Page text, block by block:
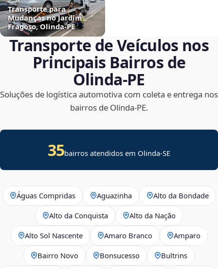
Transporte para
Mudanças no Jardim
Fragoso, Olinda‑PE
Transporte de Veículos nos
Principais Bairros de
Olinda‑PE
Soluções de logística automotiva com coleta e entrega nos
bairros de Olinda‑PE.
35bairros atendidos em Olinda-SE
Águas Compridas Aguazinha Alto da Bondade
Alto da Conquista Alto da Nação
Alto Sol Nascente Amaro Branco Amparo
Bairro Novo Bonsucesso Bultrins